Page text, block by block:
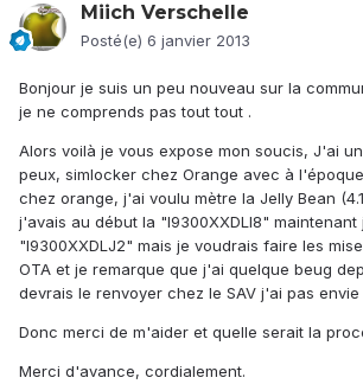
Miich Verschelle
Posté(e) 6 janvier 2013
Bonjour je suis un peu nouveau sur la
je ne comprends pas tout tout .
Alors voilà je vous expose mon soucis, J'ai
peux, simlocker chez Orange avec à
chez orange, j'ai voulu mètre la Jelly Bean
j'avais au début la "I9300XXDLI8" maintenant
"I9300XXDLJ2" mais je voudrais faire les
OTA et je remarque que j'ai quelque beug
devrais le renvoyer chez le SAV j'ai pas
Donc merci de m'aider et quelle serait la
Merci d'avance, cordialement.